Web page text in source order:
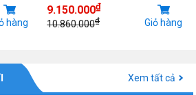
hàng
9.150.000₫
10.860.000₫ Giỏ hàng
Xem tất cả